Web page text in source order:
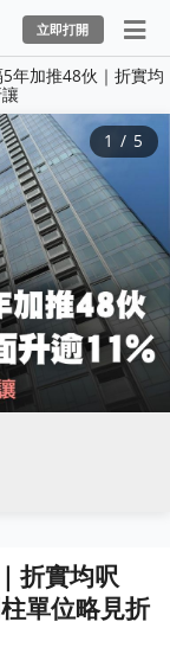
立即打開
5年加推48伙｜折實均
1 / 5
折實均呎
單位略見折